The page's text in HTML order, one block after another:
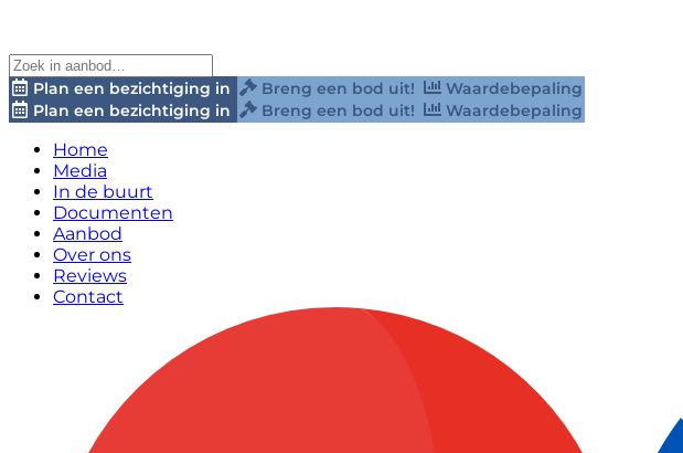
Plan een bezichtiging in Breng een bod uit!
Waardebepaling
Plan een bezichtiging in
Breng een bod uit! Waardebepaling
Home
Media
In de buurt
Documenten
Aanbod
Over ons
Reviews
Contact